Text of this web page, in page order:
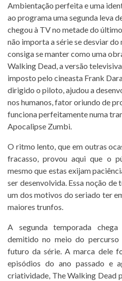
Ambientação perfeita e uma
ao programa uma segunda leva
chegou à TV no metade do
não importa a série se desviar
consiga se manter como uma
Walking Dead, a versão
imposto pelo cineasta Frank
dirigido o piloto, ajudou a
nos humanos, fator oriundo de
funciona perfeitamente numa
Apocalipse Zumbi.
O ritmo lento, que em outras
fracasso, provou aqui que o
mesmo que estas exijam
ser desenvolvida. Essa noção
um dos motivos do seriado ter
maiores trunfos.
A segunda temporada
demitido no meio do percurso
futuro da série. A marca dele
episódios do ano passado e
criatividade, The Walking Dead